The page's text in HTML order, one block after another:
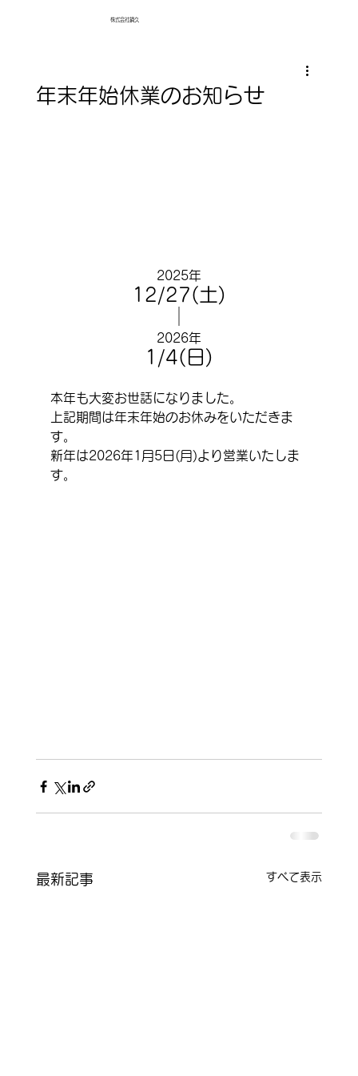
​株式会社鍋久
年末年始休業のお知らせ
2025年
12/27(土)
2026年
1/4(日)
本年も大変お世話になりました。
上記期間は年末年始のお休みをいただきま
す。
新年は2026年1月5日(月)より営業いたしま
す。
最新記事 すべて表示